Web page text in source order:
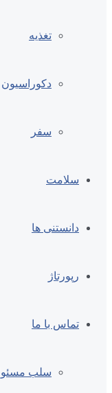
تغذیه
دکوراسیون
سفر
سلامت
دانستنی ها
رپورتاژ
تماس با ما
سلب